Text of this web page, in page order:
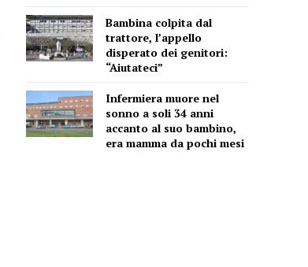
Bambina colpita dal
trattore, l’appello
disperato dei genitori:
“Aiutateci”
Infermiera muore nel
sonno a soli 34 anni
accanto al suo bambino,
era mamma da pochi mesi